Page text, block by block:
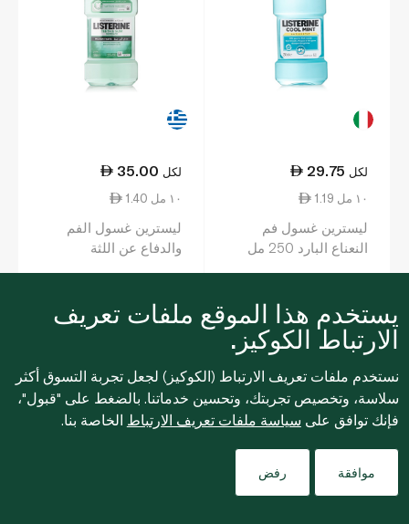
29.75 لكل
1.19 ١٠ مل
ليسترين غسول فم
النعناع البارد 250 مل
0
35.00 لكل
1.40 ١٠ مل
ليسترين غسول الفم
والدفاع عن اللثة
0
يستخدم هذا الموقع ملفات تعريف
الارتباط الكوكيز.
نستخدم ملفات تعريف الارتباط (الكوكيز) لجعل تجربة التسوق أكثر
سلاسة، وتخصيص تجربتك، وتحسين خدماتنا. بالضغط على "قبول"،
فإنك توافق على سياسة ملفات تعريف الارتباط الخاصة بنا.
موافقة رفض